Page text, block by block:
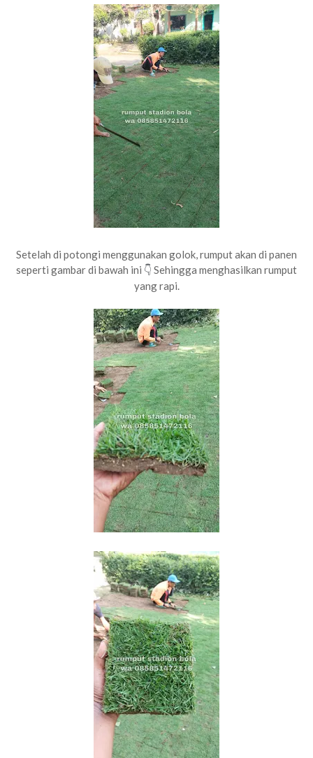
Setelah di potongi menggunakan golok, rumput akan di panen
seperti gambar di bawah ini 👇 Sehingga menghasilkan rumput
yang rapi.